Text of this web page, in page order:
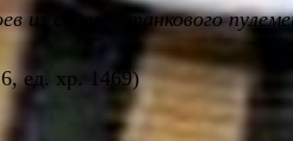
из своего станкового
ед. хр. 1469)